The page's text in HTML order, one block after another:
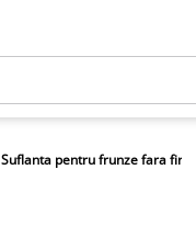
Suflanta pentru frunze fara fir